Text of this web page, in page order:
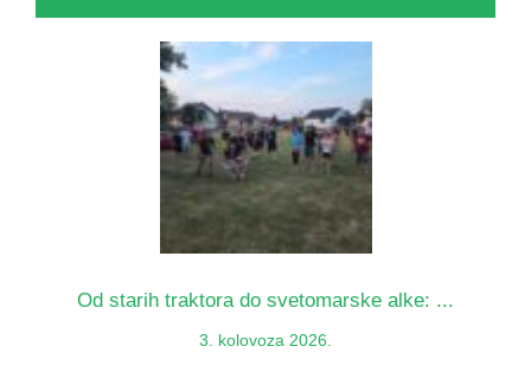
Od starih traktora do svetomarske alke: ...
3. kolovoza 2026.